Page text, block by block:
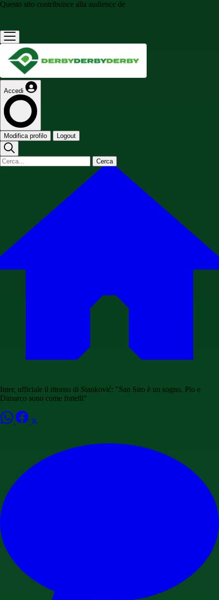
Questo sito contribuisce alla audience de
Accedi
Modifica profilo Logout
Cerca
Inter, ufficiale il ritorno di Stanković: "San Siro è un sogno, Pio e
Dimarco sono come fratelli"